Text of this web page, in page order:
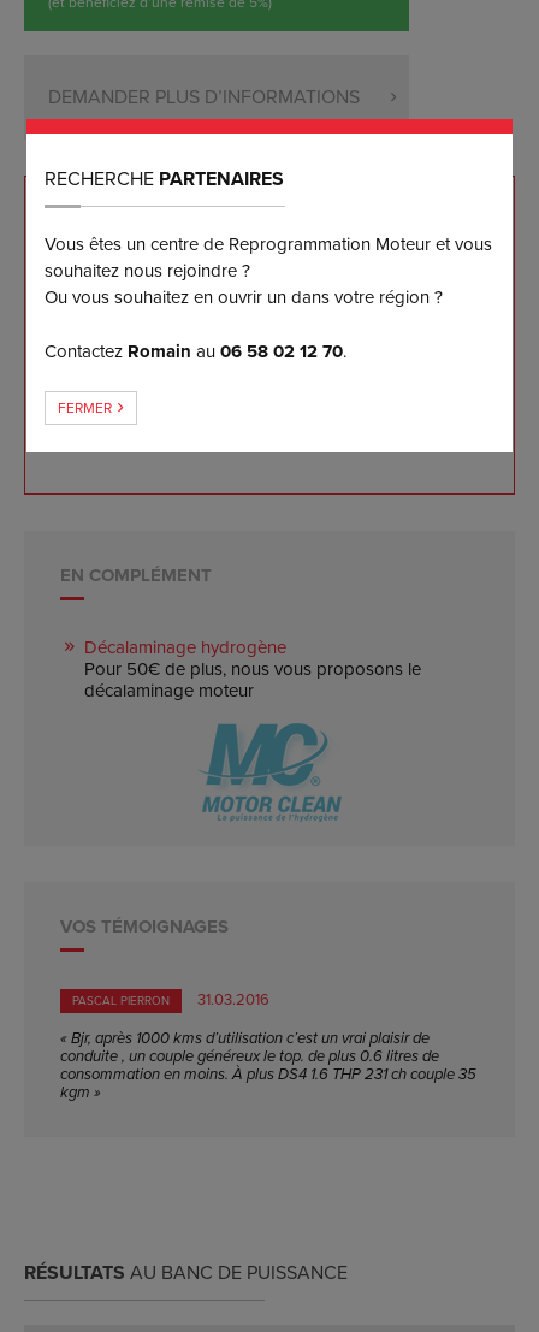
DEMANDER PLUS D’INFORMATIONS
Reprogrammation sur mesure effectuée sur banc
Les meilleurs résultats disponibles sur le marché à
Garantie logicielle 5 ans pour notre client
EN COMPLÉMENT
Décalaminage hydrogène
Pour 50€ de plus, nous vous proposons le
décalaminage moteur
VOS TÉMOIGNAGES
PASCAL PIERRON
31.03.2016
« Bjr, après 1000 kms d’utilisation c’est un vrai plaisir de
conduite , un couple généreux le top. de plus 0.6 litres de
consommation en moins. À plus DS4 1.6 THP 231 ch couple 35
kgm »
RÉSULTATS AU BANC DE PUISSANCE
RECHERCHE PARTENAIRES
Vous êtes un centre de Reprogrammation Moteur et vous
souhaitez nous rejoindre ?
Ou vous souhaitez en ouvrir un dans votre région ?
Contactez Romain au06 58 02 12 70.
FERMER